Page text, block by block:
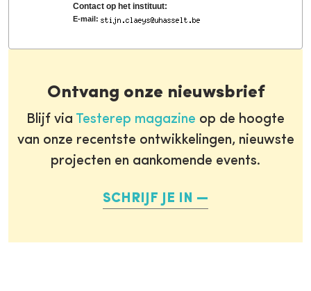
Contact op het instituut:
E-mail:
Ontvang onze nieuwsbrief
Blijf via Testerep magazine op de hoogte
van onze recentste ontwikkelingen, nieuwste
projecten en aankomende events.
SCHRIJF JE IN